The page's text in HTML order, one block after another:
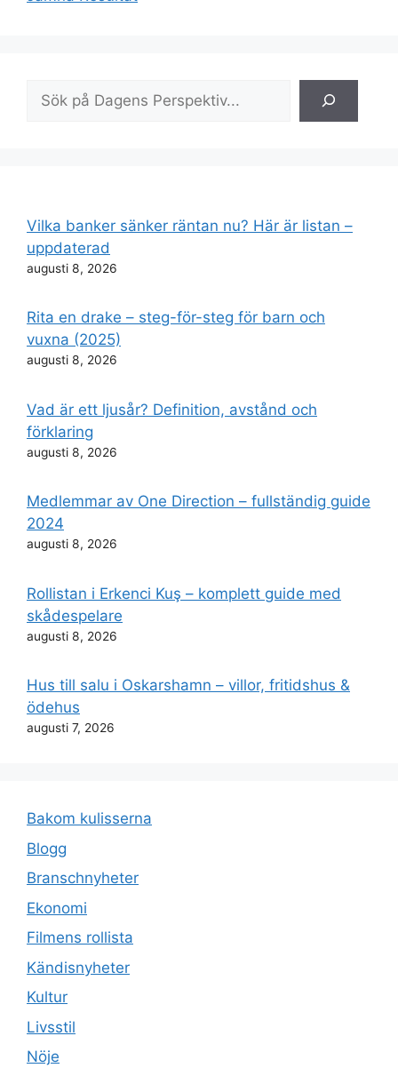
Vilka banker sänker räntan nu? Här är listan –
uppdaterad
augusti 8, 2026
Rita en drake – steg-för-steg för barn och
vuxna (2025)
augusti 8, 2026
Vad är ett ljusår? Definition, avstånd och
förklaring
augusti 8, 2026
Medlemmar av One Direction – fullständig guide
2024
augusti 8, 2026
Rollistan i Erkenci Kuş – komplett guide med
skådespelare
augusti 8, 2026
Hus till salu i Oskarshamn – villor, fritidshus &
ödehus
augusti 7, 2026
Bakom kulisserna
Blogg
Branschnyheter
Ekonomi
Filmens rollista
Kändisnyheter
Kultur
Livsstil
Nöje